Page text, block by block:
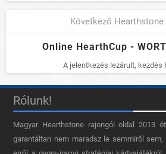
Következő Hearthstone
Online HearthCup -
A jelentkezés lezárult, kezdés
Rólunk!
Magyar Hearthstone​ rajongói oldal 2013
garantáltan nem maradsz le semmiről